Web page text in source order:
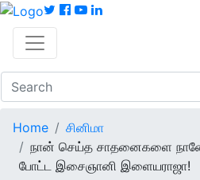
Home
சினிமா
நான் செய்த சாதனைகளை
போட்ட இசைஞானி இளையராஜா!